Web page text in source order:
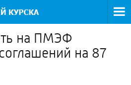
на ПМЭФ
на 87